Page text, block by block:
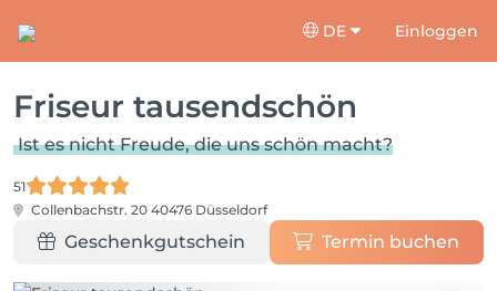
DE Einloggen
Friseur tausendschön
Ist es nicht Freude, die uns schön macht?
51
Collenbachstr. 20 40476 Düsseldorf
Geschenkgutschein Termin buchen